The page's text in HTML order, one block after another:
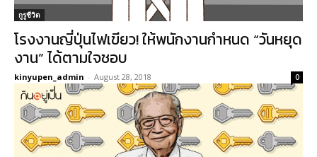
กูรูชีวิต
โรงงานญี่ปุ่นไฟเขียว! ให้พนักงานกำหนด “วันหยุด
งาน” ได้ตามใจชอบ
kinyupen_admin - August 28, 2018 0